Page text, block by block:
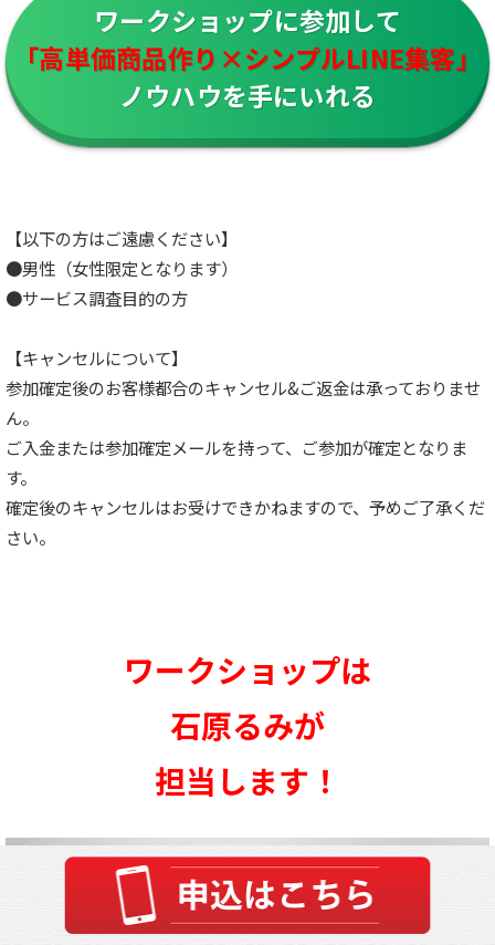
ワークショップに参加して
「高単価商品作り×シンプルLINE集客」
ノウハウを手にいれる
【以下の方はご遠慮ください】
●男性（女性限定となります）
●サービス調査目的の方
【キャンセルについて】
参加確定後のお客様都合のキャンセル&ご返金は承っておりませ
ん。
ご入金または参加確定メールを持って、ご参加が確定となりま
す。
確定後のキャンセルはお受けできかねますので、予めご了承くだ
さい。
ワークショップは
石原るみが
担当します！